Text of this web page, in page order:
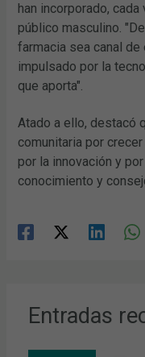
han incorporado,
público masculino.
farmacia sea canal
impulsado por la
que aporta".
Atado a ello, destacó
comunitaria por
por la innovación y
conocimiento y
Entradas